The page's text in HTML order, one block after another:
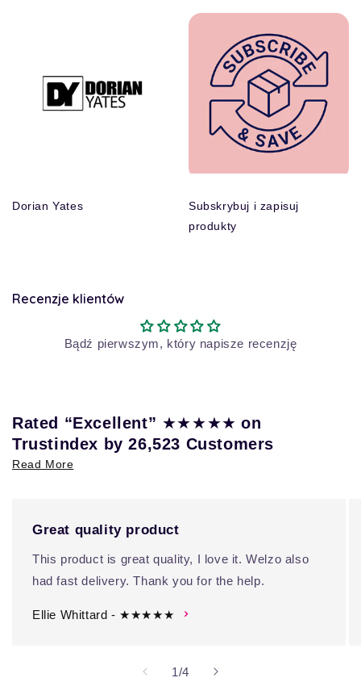
Dorian Yates
Subskrybuj i zapisuj
produkty
Recenzje klientów
Bądź pierwszym, który napisze recenzję
Rated “Excellent” ★★★★★on
Trustindex by 26,523 Customers
Read More
Great quality product
This product is great quality, I love it. Welzo also
had fast delivery. Thank you for the help.
Ellie Whittard - ★★★★★
1/z4